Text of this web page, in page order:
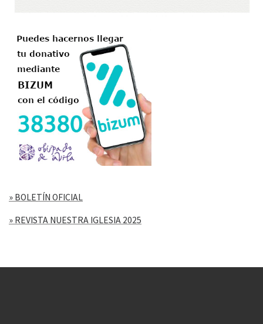
» BOLETÍN OFICIAL
» REVISTA NUESTRA IGLESIA 2025